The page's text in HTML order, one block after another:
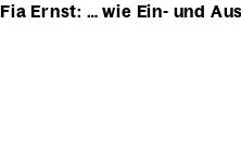
Fia Ernst: … wie Ein- und